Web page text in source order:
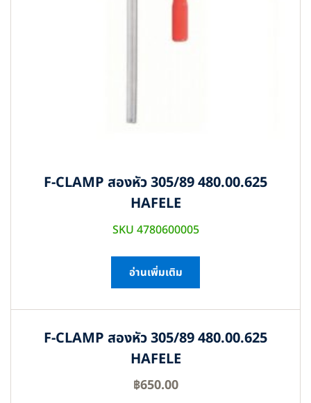
F-CLAMP สองหัว 305/89 480.00.625
HAFELE
SKU 4780600005
อ่านเพิ่มเติม
F-CLAMP สองหัว 305/89 480.00.625
HAFELE
฿650.00